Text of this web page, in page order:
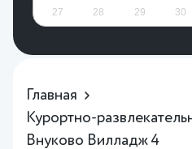
27
28 29 30
Главная
Курортно-
Внуково Вилладж 4